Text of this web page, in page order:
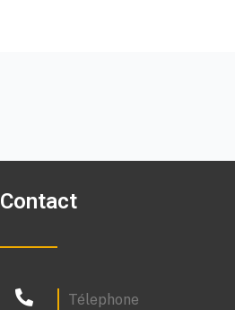
Contact
Télephone